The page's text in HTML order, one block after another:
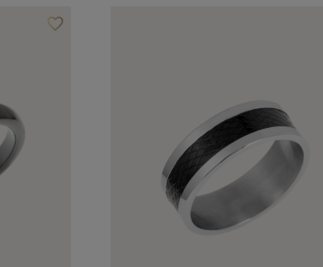
favorite_borderAjouter à vos favoris